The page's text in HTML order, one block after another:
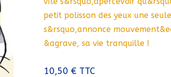
petit polisson des yeux une
s&rsquo,annonce
&agrave, sa vie tranquille !
10,50 € TTC